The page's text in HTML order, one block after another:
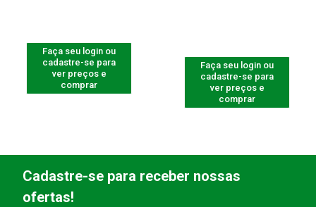
Faça seu login ou
cadastre-se para
ver preços e
comprar
Faça seu login ou
cadastre-se para
ver preços e
comprar
Cadastre-se para receber nossas
ofertas!